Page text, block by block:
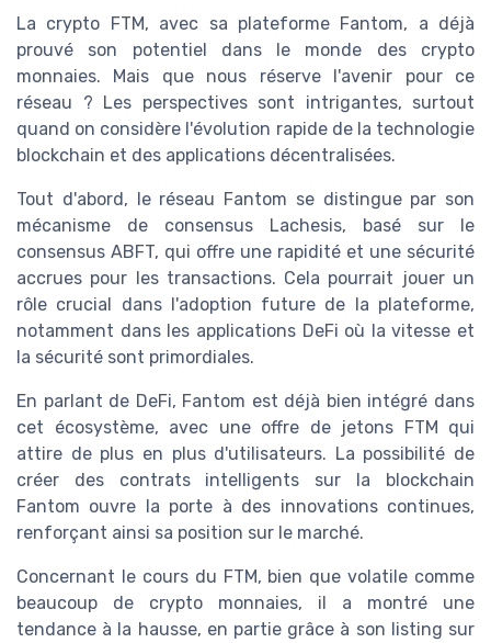
La crypto FTM, avec sa plateforme Fantom, a déjà
prouvé son potentiel dans le monde des crypto
monnaies. Mais que nous réserve l'avenir pour ce
réseau ? Les perspectives sont intrigantes, surtout
quand on considère l'évolution rapide de la technologie
blockchain et des applications décentralisées.
Tout d'abord, le réseau Fantom se distingue par son
mécanisme de consensus Lachesis, basé sur le
consensus ABFT, qui offre une rapidité et une sécurité
accrues pour les transactions. Cela pourrait jouer un
rôle crucial dans l'adoption future de la plateforme,
notamment dans les applications DeFi où la vitesse et
la sécurité sont primordiales.
En parlant de DeFi, Fantom est déjà bien intégré dans
cet écosystème, avec une offre de jetons FTM qui
attire de plus en plus d'utilisateurs. La possibilité de
créer des contrats intelligents sur la blockchain
Fantom ouvre la porte à des innovations continues,
renforçant ainsi sa position sur le marché.
Concernant le cours du FTM, bien que volatile comme
beaucoup de crypto monnaies, il a montré une
tendance à la hausse, en partie grâce à son listing sur